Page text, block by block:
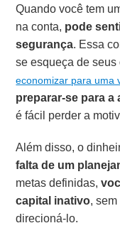
Quando você tem
na conta, pode
segurança. Essa
se esqueça de
economizar para uma
preparar-se para
é fácil perder a
Além disso, o
falta de um
metas definidas,
capital inativo,
direcioná-lo.